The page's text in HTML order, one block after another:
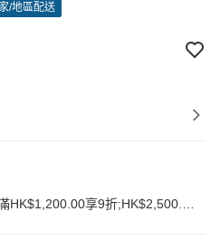
/地區配送
HK$1,200.00享9折;HK$2,500.00